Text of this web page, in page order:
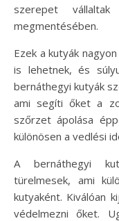
szerepet
megmentésében.
Ezek a kutyák
is lehetnek, és
bernáthegyi kutyák
ami segíti őket a
szőrzet ápolása
különösen a vedlési
A bernáthegyi
türelmesek, ami
kutyaként. Kiválóan
védelmezni őket.